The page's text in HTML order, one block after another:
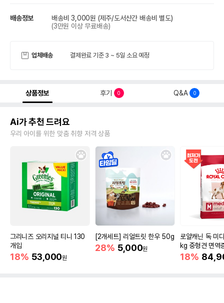
배송정보 배송비 3,000원 (제주/도서산간 배송비 별도)
(3만원 이상 무료배송)
업체배송 결제완료 기준 3 ~ 5일 소요 예정
상품정보 후기 0 Q&A 0
Ai가 추천 드려요
우리 아이를 위한 맞춤 취향 저격 상품
그리니즈 오리지널 티니 130
개입
18% 53,000원
[2개세트] 리얼트릿 한우 50g
28% 5,000원
로얄캐닌 독 미
kg 중형견 면역
18%